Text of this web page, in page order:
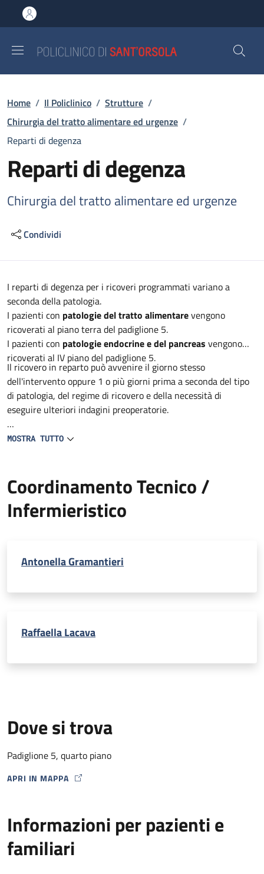
al contenuto principale
to footer content
Briciole di pane
Home / Il Policlinico / Strutture /
Chirurgia del tratto alimentare ed urgenze /
Reparti di degenza
Reparti di degenza
Chirurgia del tratto alimentare ed urgenze
Condividi
Descrizione
I reparti di degenza per i ricoveri programmati variano a
seconda della patologia.
I pazienti con patologie del tratto alimentarevengono
ricoverati al piano terra del padiglione 5.
I pazienti con patologie endocrine e del pancreas vengono
ricoverati al IV piano del padiglione 5.
Il ricovero in reparto può avvenire il giorno stesso
dell'intervento oppure 1 o più giorni prima a seconda del tipo
di patologia, del regime di ricovero e della necessità di
eseguire ulteriori indagini preoperatorie.
L'immediato periodo postoperatorio è solitamente svolto nel
MOSTRA TUTTO
Coordinamento Tecnico /
Infermieristico
Antonella Gramantieri
Raffaella Lacava
Dove si trova
Padiglione 5, quarto piano
APRI IN MAPPA
MAP ICON
Informazioni per pazienti e
familiari